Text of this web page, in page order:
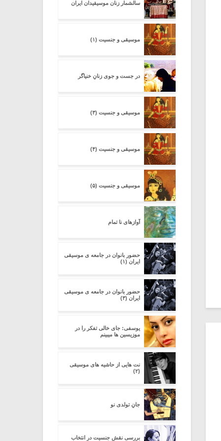
سالشمار زنان موسیقیدان ایران
موسیقی و جنسیت (۱)
در جست و جوی زنانِ خنیاگر
موسیقی و جنسیت (۳)
موسیقی و جنسیت (۴)
موسیقی و جنسیت (۵)
آوازهای نا تمام
حضور بانوان در جامعه ی موسیقی
ایران (۱)
حضور بانوان در جامعه ی موسیقی
ایران (۳)
یوسفی: جای خالی تفکر را در
موزیسین ها میبینم
نت هایی از حاشیه های موسیقی
(۲)
جانِ تولدی نو
بررسی نقش جنسیت در انتخاب